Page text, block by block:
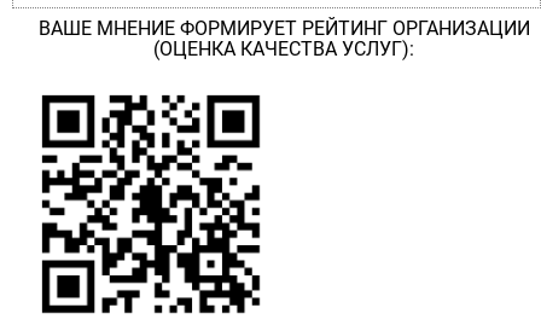
ВАШЕ МНЕНИЕ ФОРМИРУЕТ РЕЙТИНГ ОРГАНИЗАЦИИ
(ОЦЕНКА КАЧЕСТВА УСЛУГ):